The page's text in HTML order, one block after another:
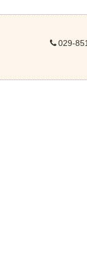
029-